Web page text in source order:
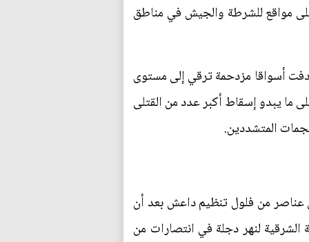
مواقع للشرطة والجيش في مناطق
أسواقا مزدحمة ترقي إلى مستوى
ما يبدو إسقاط أكبر عدد من القتلى
المتشددين.
من فلول تنظيم داعش بعد أن
لنهر دجلة في انتصارات من